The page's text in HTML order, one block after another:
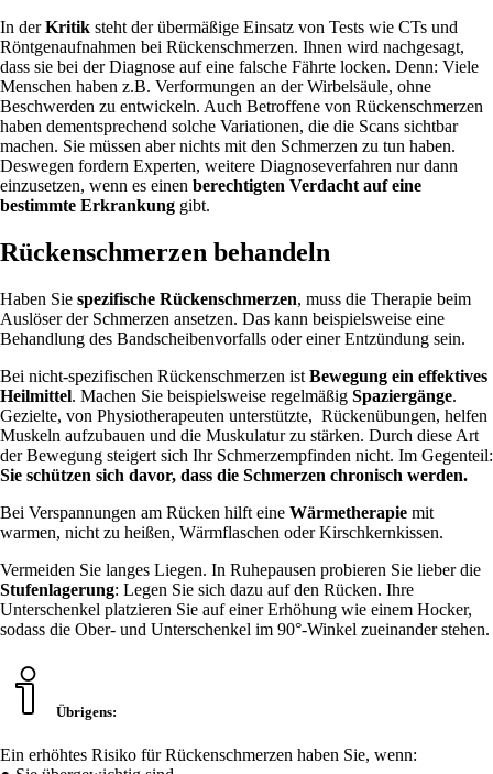
In derKritik steht der übermäßige Einsatz von Tests wie CTs und
Röntgenaufnahmen bei Rückenschmerzen. Ihnen wird nachgesagt,
dass sie bei der Diagnose auf eine falsche Fährte locken. Denn: Viele
Menschen haben z.B. Verformungen an der Wirbelsäule, ohne
Beschwerden zu entwickeln. Auch Betroffene von Rückenschmerzen
haben dementsprechend solche Variationen, die die Scans sichtbar
machen. Sie müssen aber nichts mit den Schmerzen zu tun haben.
Deswegen fordern Experten, weitere Diagnoseverfahren nur dann
einzusetzen, wenn es einen berechtigten Verdacht auf eine
bestimmte Erkrankung gibt.
Rückenschmerzen behandeln
Haben Sie spezifische Rückenschmerzen, muss die Therapie beim
Auslöser der Schmerzen ansetzen. Das kann beispielsweise eine
Behandlung des Bandscheibenvorfalls oder einer Entzündung sein.
Bei nicht-spezifischen Rückenschmerzen ist Bewegung ein effektives
Heilmittel. Machen Sie beispielsweise regelmäßig Spaziergänge.
Gezielte, von Physiotherapeuten unterstützte, Rückenübungen, helfen
Muskeln aufzubauen und die Muskulatur zu stärken. Durch diese Art
der Bewegung steigert sich Ihr Schmerzempfinden nicht. Im Gegenteil:
Sie schützen sich davor, dass die Schmerzen chronisch werden.
Bei Verspannungen am Rücken hilft eine Wärmetherapie mit
warmen, nicht zu heißen, Wärmflaschen oder Kirschkernkissen.
Vermeiden Sie langes Liegen. In Ruhepausen probieren Sie lieber die
Stufenlagerung: Legen Sie sich dazu auf den Rücken. Ihre
Unterschenkel platzieren Sie auf einer Erhöhung wie einem Hocker,
sodass die Ober- und Unterschenkel im 90°-Winkel zueinander stehen.
Übrigens:
Ein erhöhtes Risiko für Rückenschmerzen haben Sie, wenn: